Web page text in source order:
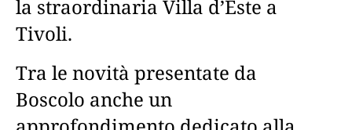
la straordinaria Villa d’Este a
Tivoli.
Tra le novità presentate da
Boscolo anche un